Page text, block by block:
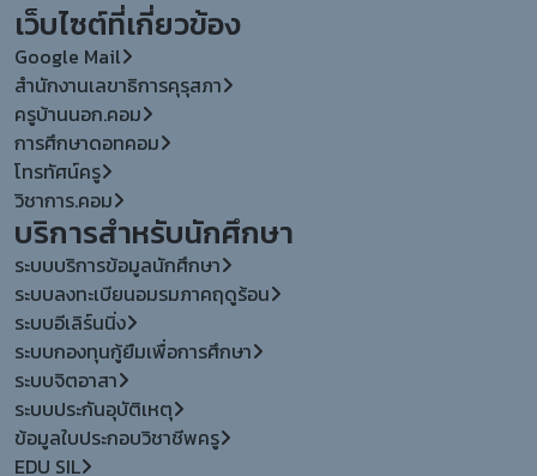
เว็บไซต์ที่เกี่ยวข้อง
Google Mail
สำนักงานเลขาธิการคุรุสภา
ครูบ้านนอก.คอม
การศึกษาดอทคอม
โทรทัศน์ครู
วิชาการ.คอม
บริการสำหรับนักศึกษา
ระบบบริการข้อมูลนักศึกษา
ระบบลงทะเบียนอมรมภาคฤดูร้อน
ระบบอีเลิร์นนิ่ง
ระบบกองทุนกู้ยืมเพื่อการศึกษา
ระบบจิตอาสา
ระบบประกันอุบัติเหตุ
ข้อมูลใบประกอบวิชาชีพครู
EDU SIL